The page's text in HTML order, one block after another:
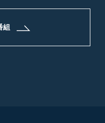
することはできるので
組